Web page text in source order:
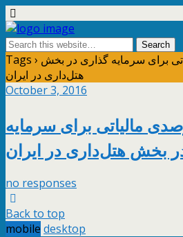
Tags › معافیت ١۰۰ درصدی مالیاتی برای سرمایه گذاری در بخش
هتل‌داری در ایران
October 3, 2016
١۰۰ درصدی مالیاتی برای سرمایه
بخش هتل‌داری در ایران
no responses
Back to top
mobile desktop